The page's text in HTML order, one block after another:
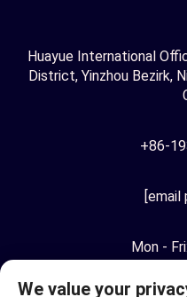
Huayue International
District, Yinzhou Bezirk,
+86-
Mon -
We value your